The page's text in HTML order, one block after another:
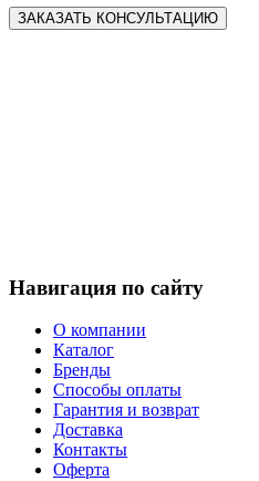
Навигация по сайту
О компании
Каталог
Бренды
Способы оплаты
Гарантия и возврат
Доставка
Контакты
Оферта